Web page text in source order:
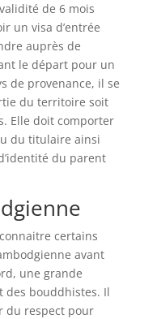
de 6 mois
un visa d’entrée
auprès de
le départ pour un
de provenance, il se
du territoire soit
Elle doit comporter
du titulaire ainsi
du parent
certains
avant
une grande
des bouddhistes. Il
du respect pour